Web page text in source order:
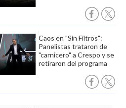
Caos en "Sin Filtros":
Panelistas trataron de
"carnicero" a Crespo y se
retiraron del programa